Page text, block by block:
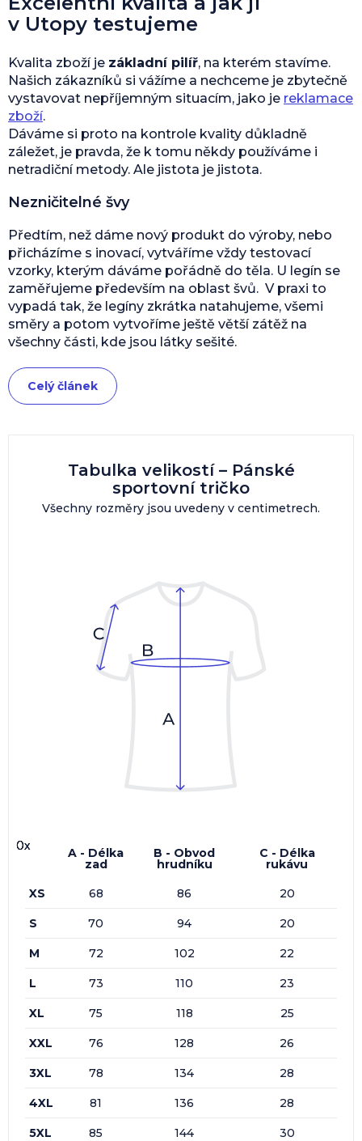
0x
0x
0x
0x
Tabulka velikostí – Pánské
sportovní tričko
Všechny rozměry jsou uvedeny v centimetrech.
A - Délka
zad
B - Obvod
hrudníku
C - Délka
rukávu
XS
68 86 20
S 70 94 20
M 72 102 22
L 73 110 23
XL 75 118 25
XXL 76 128 26
3XL 78 134 28
4XL 81 136 28
5XL 85 144 30
v Utopy testujeme
Kvalita zboží je základní pilíř, na kterém stavíme.
Našich zákazníků si vážíme a nechceme je zbytečně
vystavovat nepříjemným situacím, jako je reklamace
zboží.
Dáváme si proto na kontrole kvality důkladně
záležet, je pravda, že k tomu někdy používáme i
netradiční metody. Ale jistota je jistota.
Nezničitelné švy
Předtím, než dáme nový produkt do výroby, nebo
přicházíme s inovací, vytváříme vždy testovací
vzorky, kterým dáváme pořádně do těla. U legín se
zaměřujeme především na oblast švů. V praxi to
vypadá tak, že legíny zkrátka natahujeme, všemi
směry a potom vytvoříme ještě větší zátěž na
všechny části, kde jsou látky sešité.
Celý článek